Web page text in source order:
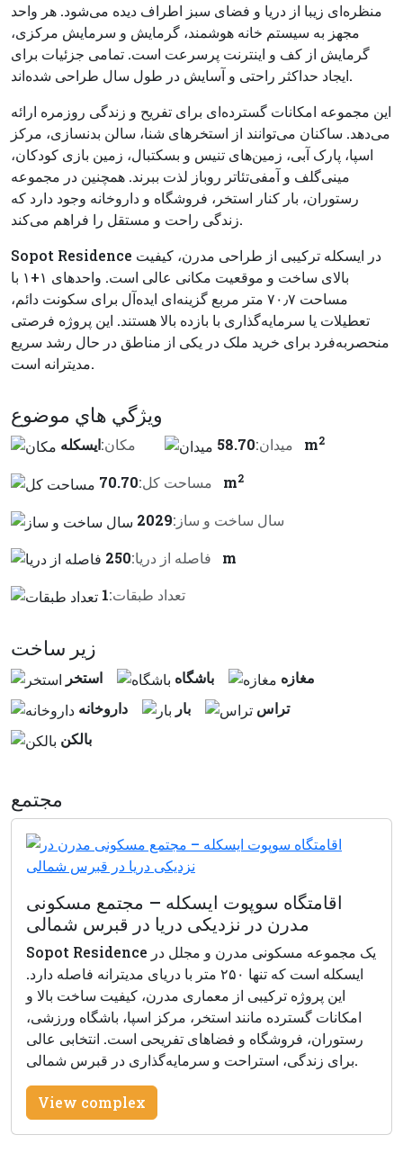
منظره‌ای زیبا از دریا و فضای سبز اطراف دیده می‌شود. هر واحد
مجهز به سیستم خانه هوشمند، گرمایش و سرمایش مرکزی،
گرمایش از کف و اینترنت پرسرعت است. تمامی جزئیات برای
ایجاد حداکثر راحتی و آسایش در طول سال طراحی شده‌اند.
این مجموعه امکانات گسترده‌ای برای تفریح و زندگی روزمره ارائه
می‌دهد. ساکنان می‌توانند از استخرهای شنا، سالن بدنسازی، مرکز
اسپا، پارک آبی، زمین‌های تنیس و بسکتبال، زمین بازی کودکان،
مینی‌گلف و آمفی‌تئاتر روباز لذت ببرند. همچنین در مجموعه
رستوران، بار کنار استخر، فروشگاه و داروخانه وجود دارد که
زندگی راحت و مستقل را فراهم می‌کند.
Sopot Residence در ایسکله ترکیبی از طراحی مدرن، کیفیت
بالای ساخت و موقعیت مکانی عالی است. واحدهای ۱+۱ با
مساحت ۷۰٫۷ متر مربع گزینه‌ای ایده‌آل برای سکونت دائم،
تعطیلات یا سرمایه‌گذاری با بازده بالا هستند. این پروژه فرصتی
منحصربه‌فرد برای خرید ملک در یکی از مناطق در حال رشد سریع
مدیترانه است.
ويژگي هاي موضوع
مكان:ایسکله ميدان: 58.70 m2
مساحت کل: 70.70 m2
سال ساخت و ساز:2029
فاصله از دريا:
250 m
تعداد طبقات:1
زير ساخت
استخر باشگاه
مغازه
داروخانه
بار
تراس
بالكن
مجتمع
اقامتگاه سوپوت ایسکله – مجتمع مسکونی
مدرن در نزدیکی دریا در قبرس شمالی
Sopot Residence یک مجموعه مسکونی مدرن و مجلل در
ایسکله است که تنها ۲۵۰ متر با دریای مدیترانه فاصله دارد.
این پروژه ترکیبی از معماری مدرن، کیفیت ساخت بالا و
امکانات گسترده مانند استخر، مرکز اسپا، باشگاه ورزشی،
رستوران، فروشگاه و فضاهای تفریحی است. انتخابی عالی
برای زندگی، استراحت و سرمایه‌گذاری در قبرس شمالی.
View complex